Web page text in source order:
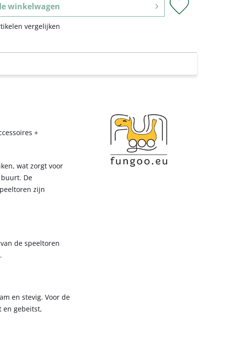
winkelwagen
vergelijken
+
wat zorgt voor
De
zijn
de speeltoren
en stevig. Voor de
en gebeitst,